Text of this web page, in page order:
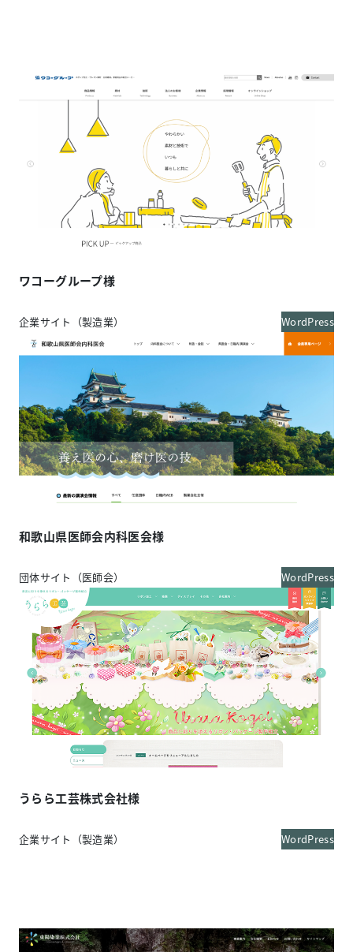
ワコーグループ様
企業サイト（製造業） WordPress
和歌山県医師会内科医会様
団体サイト（医師会） WordPress
うらら工芸株式会社様
企業サイト（製造業） WordPress